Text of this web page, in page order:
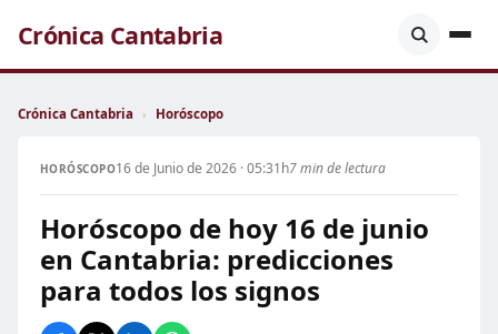
Crónica Cantabria
Crónica Cantabria › Horóscopo
HORÓSCOPO16 de Junio de 2026 · 05:31h7 min de lectura
Horóscopo de hoy 16 de junio
en Cantabria: predicciones
para todos los signos